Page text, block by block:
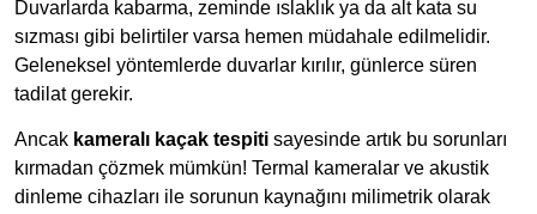
Duvarlarda kabarma, zeminde ıslaklık ya da alt kata su
sızması gibi belirtiler varsa hemen müdahale edilmelidir.
Geleneksel yöntemlerde duvarlar kırılır, günlerce süren
tadilat gerekir.
Ancak kameralı kaçak tespiti sayesinde artık bu sorunları
kırmadan çözmek mümkün! Termal kameralar ve akustik
dinleme cihazları ile sorunun kaynağını milimetrik olarak